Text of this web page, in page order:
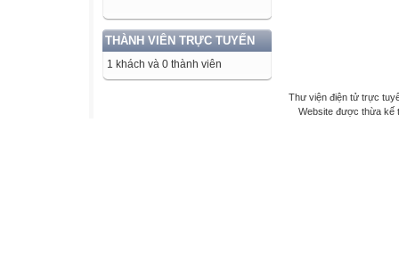
THÀNH VIÊN TRỰC TUYẾN
1 khách và 0 thành viên
Thư viện điện tử trực
Website được thừa kế